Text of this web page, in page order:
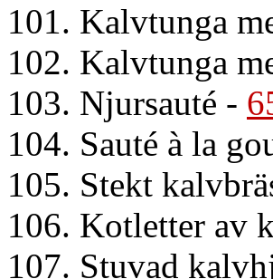
101. Kalvtunga
102. Kalvtunga
103. Njursauté -
104. Sauté à la
105. Stekt
106. Kotletter av
107. Stuvad